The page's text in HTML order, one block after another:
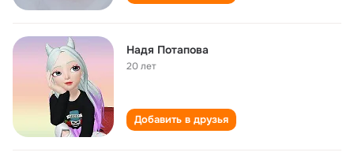
Надя Потапова
20 лет
Добавить в друзья